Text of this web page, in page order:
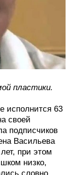
пластики.
исполнится 63
своей
подписчиков
Васильева
при этом
низко,